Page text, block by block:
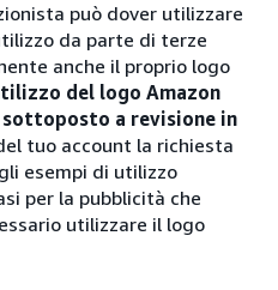
può dover utilizzare
da parte di terze
anche il proprio logo
del logo Amazon
sottoposto a revisione in
tuo account la richiesta
esempi di utilizzo
per la pubblicità che
utilizzare il logo